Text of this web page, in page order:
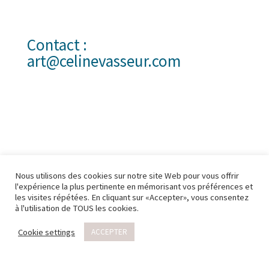
Contact :
art@celinevasseur.com
Cours de pastel offert
Conditions générales de vente
Mentions Légales
Témoignages élèves
Nous utilisons des cookies sur notre site Web pour vous offrir
l'expérience la plus pertinente en mémorisant vos préférences et
les visites répétées. En cliquant sur «Accepter», vous consentez
à l'utilisation de TOUS les cookies.
Cookie settings ACCEPTER